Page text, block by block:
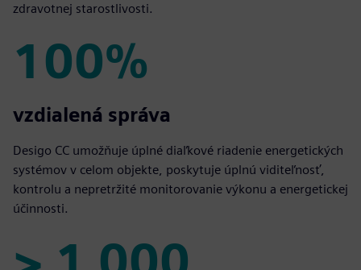
zdravotnej starostlivosti.
100%
100%
vzdialená správa
Desigo CC umožňuje úplné diaľkové riadenie energetických
systémov v celom objekte, poskytuje úplnú viditeľnosť,
kontrolu a nepretržité monitorovanie výkonu a energetickej
účinnosti.